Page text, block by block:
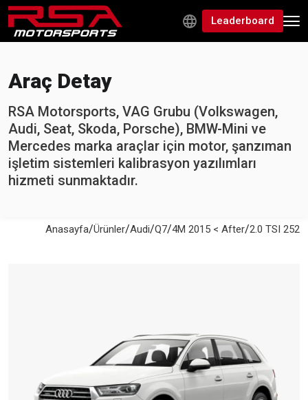
Leaderboard
Araç Detay
RSA Motorsports, VAG Grubu (Volkswagen,
Audi, Seat, Skoda, Porsche), BMW-Mini ve
Mercedes marka araçlar için motor, şanzıman
işletim sistemleri kalibrasyon yazılımları
hizmeti sunmaktadır.
Anasayfa/Ürünler/Audi/Q7/4M 2015 < After/2.0 TSI 252